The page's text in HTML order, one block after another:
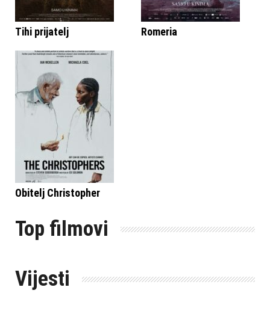
Tihi prijatelj Romeria
Obitelj Christopher
Top filmovi
Vijesti